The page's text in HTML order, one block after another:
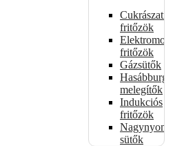
Cukrászati
fritőzök
Elektromos
fritőzök
Gázsütők
Hasábburgonya
melegítők
Indukciós
fritőzök
Nagynyomású
sütők